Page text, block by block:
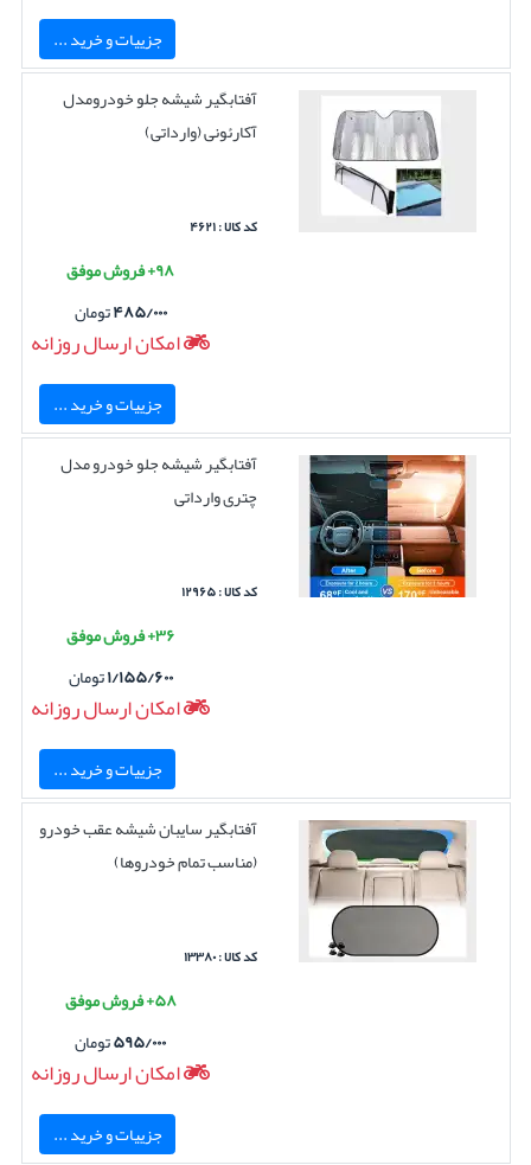
جزییات و خرید ...
آفتابگیر شیشه جلو خودرومدل
آکارئونی (وارداتی)
کد کالا : ۴۶۲۱
۹۸+ فروش موفق
۴۸۵/۰۰۰تومان
امکان ارسال روزانه
جزییات و خرید ...
آفتابگیر شیشه جلو خودرو مدل
چتری وارداتی
کد کالا : ۱۲۹۶۵
۳۶+ فروش موفق
۱/۱۵۵/۶۰۰تومان
امکان ارسال روزانه
جزییات و خرید ...
آفتابگیر سایبان شیشه عقب خودرو
(مناسب تمام خودروها)
کد کالا : ۱۳۳۸۰
۵۸+ فروش موفق
۵۹۵/۰۰۰تومان
امکان ارسال روزانه
جزییات و خرید ...